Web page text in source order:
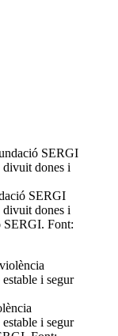
SERGI
divuit dones i
SERGI. Font:
i segur